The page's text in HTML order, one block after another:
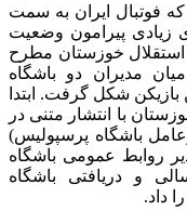
فوتبال ایران به سمت
زیادی پیرامون وضعیت
استقلال خوزستان مطرح
مدیران دو باشگاه
شکل گرفت. ابتدا
با انتشار متنی در
باشگاه پرسپولیس)
روابط عمومی باشگاه
و دریافتی باشگاه
داد.